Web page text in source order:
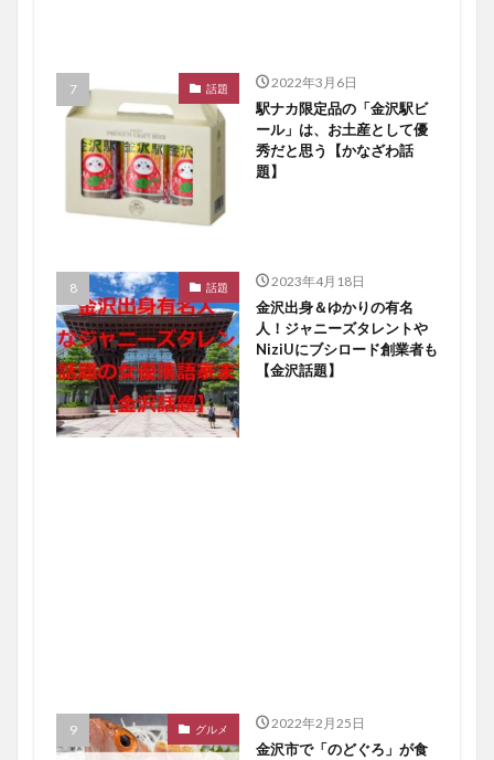
話題 2022年3月6日
駅ナカ限定品の「金沢駅ビ
ール」は、お土産として優
秀だと思う【かなざわ話
題】
話題 2023年4月18日
金沢出身＆ゆかりの有名
人！ジャニーズタレントや
NiziUにブシロード創業者も
【金沢話題】
グルメ 2022年2月25日
金沢市で「のどぐろ」が食